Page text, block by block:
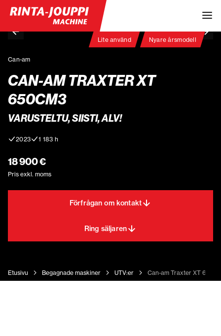
Lite använd Nyare årsmodell
Can-am
CAN-AM TRAXTER XT
650CM3
VARUSTELTU, SIISTI, ALV!
2023 1 183 h
18 900 €
Pris exkl. moms
Förfrågan om kontakt
Ring säljaren
Etusivu Begagnade maskiner UTV:er Can-am Traxter XT